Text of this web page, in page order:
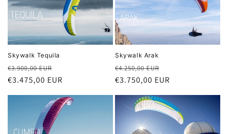
Skywalk Tequila
Normaler
Preis
€3.900,00 EUR
€3.475,00 EUR
Skywalk Arak
Normaler
Preis
€4.250,00 EUR
€3.750,00 EUR